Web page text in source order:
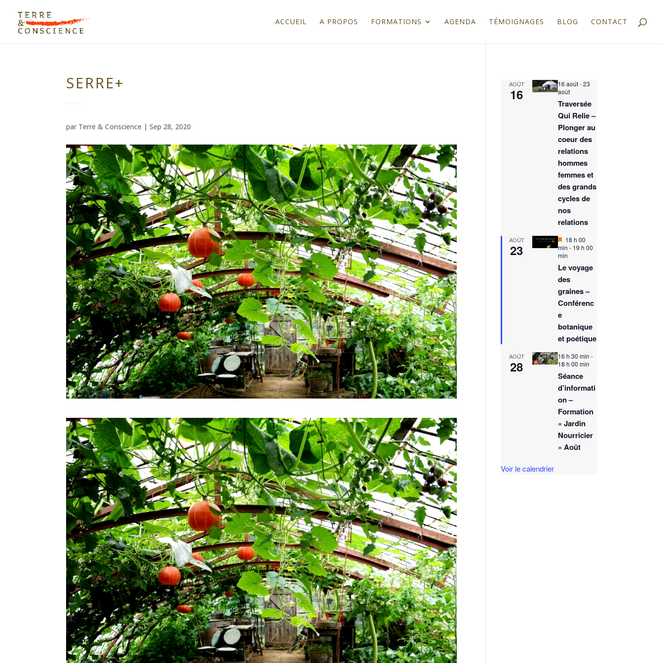
ACCUEIL A PROPOS FORMATIONS AGENDA TÉMOIGNAGES BLOG CONTACT
SERRE+
par Terre & Conscience |Sep 28, 2020
AOÛT
16
16 août-23
août
Traversée
Qui Relie –
Plonger au
coeur des
relations
hommes
femmes et
des grands
cycles de
nos
relations
AOÛT
23
M
i
s
n
a
a
n
18 h 00
min - 19 h 00
min
Le voyage
des
graines –
Conférenc
e
botanique
et poétique
AOÛT
28
16 h 30 min -
18 h 00 min
Séance
d’informati
on –
Formation
« Jardin
Nourricier
» Août
Voir le calendrier